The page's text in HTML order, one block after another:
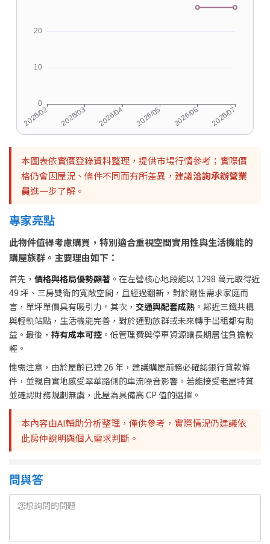
本圖表依實價登錄資料整理，提供市場行情參考；實際價
格仍會因屋況、條件不同而有所差異，建議洽詢承辦營業
員進一步了解。
專家亮點
此物件值得考慮購買，特別適合重視空間實用性與生活機能的
購屋族群。主要理由如下：
首先， 價格與格局優勢顯著 。在左營核心地段能以 1298 萬元取得近
49 坪、三房雙衛的寬敞空間，且經過翻新，對於剛性需求家庭而
言，單坪單價具有吸引力。其次， 交通與配套成熟 。鄰近三鐵共構
與輕軌站點，生活機能完善，對於通勤族群或未來轉手出租都有助
益。最後， 持有成本可控 。低管理費與停車資源讓長期居住負擔較
輕。
惟需注意，由於屋齡已達 26 年，建議購屋前務必確認銀行貸款條
件，並親自實地感受翠華路側的車流噪音影響。若能接受老屋特質
並確認財務規劃無虞，此屋為具備高 CP 值的選擇。
本內容由AI輔助分析整理，僅供參考，實際情況仍建議依
此房仲說明與個人需求判斷。
問與答